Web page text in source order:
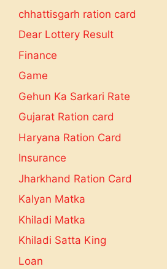
chhattisgarh ration card
Dear Lottery Result
Finance
Game
Gehun Ka Sarkari Rate
Gujarat Ration card
Haryana Ration Card
Insurance
Jharkhand Ration Card
Kalyan Matka
Khiladi Matka
Khiladi Satta King
Loan